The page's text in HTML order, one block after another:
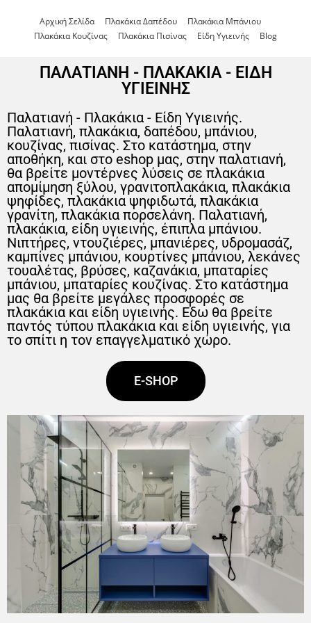
Αρχική Σελίδα Πλακάκια Δαπέδου
Πλακάκια Μπάνιου
Πλακάκια Κουζίνας
Πλακάκια Πισίνας Είδη Υγιεινής Blog
ΠΑΛΑΤΙΑΝΗ - ΠΛΑΚΑΚΙΑ - ΕΙΔΗ
ΥΓΙΕΙΝΗΣ
Παλατιανή - Πλακάκια - Είδη Υγιεινής.
Παλατιανή, πλακάκια, δαπέδου, μπάνιου,
κουζίνας, πισίνας. Στο κατάστημα, στην
αποθήκη, και στο eshop μας, στην παλατιανή,
θα βρείτε μοντέρνες λύσεις σε πλακάκια
απομίμηση ξύλου, γρανιτοπλακάκια, πλακάκια
ψηφίδες, πλακάκια ψηφιδωτά, πλακάκια
γρανίτη, πλακάκια πορσελάνη. Παλατιανή,
πλακάκια, είδη υγιεινής, έπιπλα μπάνιου.
Νιπτήρες, ντουζιέρες, μπανιέρες, υδρομασάζ,
καμπίνες μπάνιου, κουρτίνες μπάνιου, λεκάνες
τουαλέτας, βρύσες, καζανάκια, μπαταρίες
μπάνιου, μπαταρίες κουζίνας. Στο κατάστημα
μας θα βρείτε μεγάλες προσφορές σε
πλακάκια και είδη υγιεινής. Εδω θα βρείτε
παντός τύπου πλακάκια και είδη υγιεινής, για
το σπίτι η τον επαγγελματικό χώρο.
E-SHOP